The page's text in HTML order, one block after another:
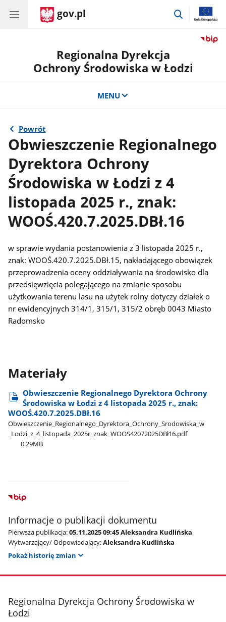
gov.pl
przejdź
Regionalna Dyrekcja
Ochrony Środowiska w Łodzi
MENU
Powrót
Obwieszczenie Regionalnego
Dyrektora Ochrony
Środowiska w Łodzi z 4
listopada 2025 r., znak:
WOOŚ.420.7.2025.DBł.16
w sprawie wydania postanowienia z 3 listopada 2025 r.,
znak: WOOŚ.420.7.2025.DBł.15, nakładającego obowiązek
przeprowadzenia oceny oddziaływania na środowisko dla
przedsięwzięcia polegającego na zmianie sposobu
użytkowania terenu lasu na użytek rolny dotyczy działek o
nr ewidencyjnych 314/1, 315/1, 315/2 obręb 0043 Miasto
Radomsko
Materiały
Obwieszczenie Regionalnego Dyrektora Ochrony
Środowiska w Łodzi z 4 listopada 2025 r., znak:
WOOŚ.420.7.2025.DBł.16
Obwieszczenie​_Regionalnego​_Dyrektora​_Ochrony​_Srodowiska​_w​
_Lodzi​_z​_4​_listopada​_2025r​_znak​_WOOS42072025DBł16.pdf
0.29MB
Informacje o publikacji dokumentu
Pierwsza publikacja:05.11.2025 09:45 Aleksandra Kudlińska
Wytwarzający/ Odpowiadający:Aleksandra Kudlińska
Pokaż historię zmian
stopka
Regionalna Dyrekcja Ochrony Środowiska w
Łodzi